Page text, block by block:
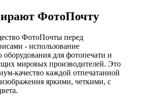
ФотоПочту
ФотоПочты перед
- использование
оборудования для фотопечати и
мировых производителей. Это
качество каждой отпечатанной
яркими, четкими, с